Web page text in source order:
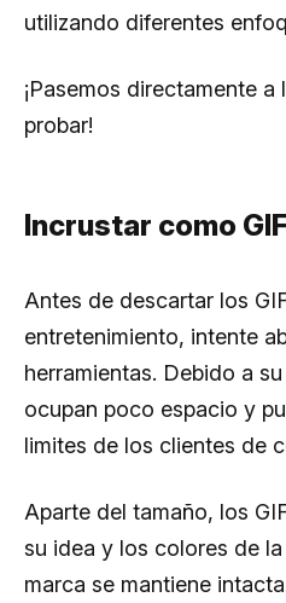
utilizando diferentes
¡Pasemos directamente
probar!
Incrustar como
Antes de descartar los
entretenimiento, intente
herramientas. Debido a
ocupan poco espacio y
limites de los clientes de
Aparte del tamaño, los
su idea y los colores de
marca se mantiene